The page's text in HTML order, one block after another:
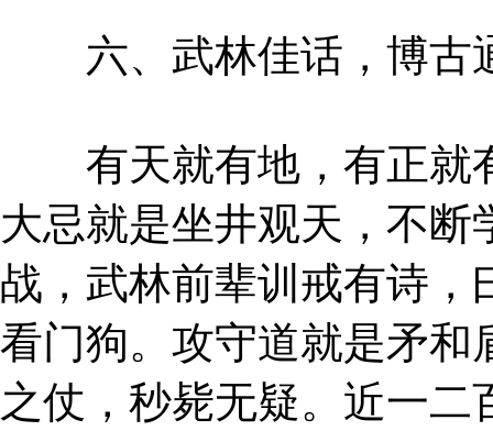
六、武林佳话，博古
有天就有地，有正就
大忌就是坐井观天，不
战，武林前辈训戒有诗，
看门狗。攻守道就是矛和
之仗，秒毙无疑。近一